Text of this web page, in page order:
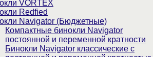
VORTEX
Redfied
Navigator (Бюджетные)
Компактные бинокли Navigator
постоянной и переменной кратности
Бинокли Navigator классические с